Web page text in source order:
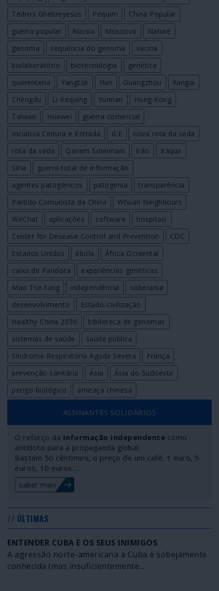
Tedros Ghebreyesus
Pequim
China Popular
guerra popular
Rússia Moscovo
Nature
genoma
sequência do genoma
vacina
biolaboratório
biotecnologia
genética
quarentena
Yangtzé Han Guangzhou
Xangai
Chengdu
Li Keqiang Yunnan
Hong Kong
Taiwan
Huawei
guerra comercial
Inciativa Cintura e Estrada
ICE
nova rota da seda
rota da seda
Qasem Soleimani Irão
Iraque
Síria
guerra total de informação
agentes patogénicos
patogenia
transparência
Partido Comunista da China
Whuan Neighbours
WeChat
aplicações software
hospitais
Center for Desease Control and Prevention
CDC
Estados Unidos
ébola
África Ocidental
caixa de Pandora
experiências genéticas
Mao Tse-tung
independência
soberania
desenvolvimento
Estado-civilização
Healthy China 2030
biblioteca de genomas
sistemas de saúde
saúde pública
Síndrome Respiratória Aguda Severa
França
prevenção sanitária
Ásia
Ásia do Sudoeste
perigo biológico
ameaça chinesa
ASSINANTES SOLIDÁRIOS
O reforço da Informação Independente como
antídoto para a propaganda global.
Bastam 50 cêntimos, o preço de um café, 1 euro, 5
euros, 10 euros…
saber mais
// ÚLTIMAS
ENTENDER CUBA E OS SEUS INIMIGOS
A agressão norte-americana a Cuba é sobejamente
conhecida (mas insuficientemente...